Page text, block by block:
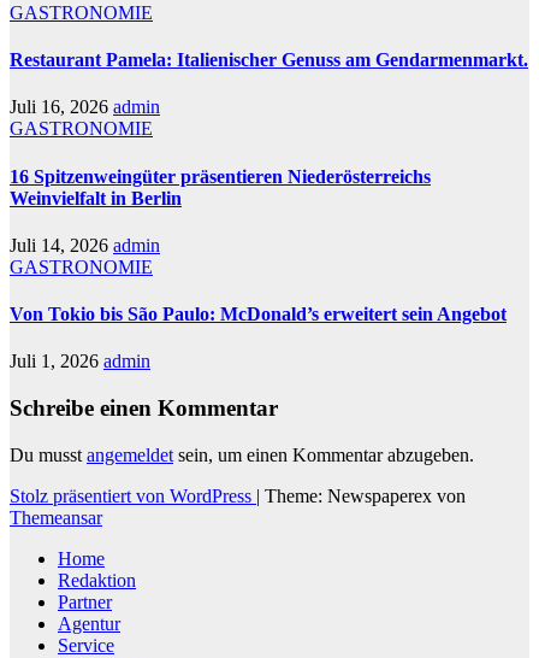
GASTRONOMIE
Restaurant Pamela: Italienischer Genuss am Gendarmenmarkt.
Juli 16, 2026 admin
GASTRONOMIE
16 Spitzenweingüter präsentieren Niederösterreichs
Weinvielfalt in Berlin
Juli 14, 2026 admin
GASTRONOMIE
Von Tokio bis São Paulo: McDonald’s erweitert sein Angebot
Juli 1, 2026 admin
Schreibe einen Kommentar
Du musst angemeldet sein, um einen Kommentar abzugeben.
Stolz präsentiert von WordPress | Theme: Newspaperex von
Themeansar
Home
Redaktion
Partner
Agentur
Service